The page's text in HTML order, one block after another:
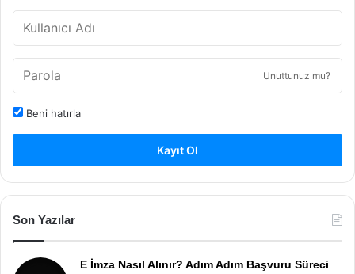
Unuttunuz mu?
Beni hatırla
Kayıt Ol
Son Yazılar
E İmza Nasıl Alınır? Adım Adım Başvuru Süreci